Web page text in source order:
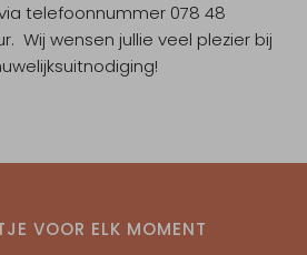
telefoonnummer 078 48
Wij wensen jullie veel plezier bij
VOOR ELK MOMENT